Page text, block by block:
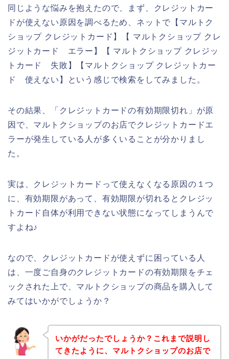
同じような悩みを抱えたので、まず、クレジットカー
ドが使えない原因を調べるため、ネットで【マルトク
ショップ クレジットカード】【 マルトクショップ クレ
ジットカード エラー】【 マルトクショップ クレジッ
トカード 失敗】【マルトクショップ クレジットカー
ド 使えない】という感じで検索をしてみました。
その結果、「クレジットカードの有効期限切れ」が原
因で、マルトクショップのお店でクレジットカードエ
ラーが発生している人が多くいることが分かりまし
た。
実は、クレジットカードって使えなくなる原因の１つ
に、有効期限があって、有効期限が切れるとクレジッ
トカード自体が利用できない状態になってしまうんで
すよね♪
なので、クレジットカードが使えずに困っている人
は、一度ご自身のクレジットカードの有効期限をチェ
ックされた上で、マルトクショップの商品を購入して
みてはいかがでしょうか？
いかがだったでしょうか？これまで説明し
てきたように、マルトクショップのお店で